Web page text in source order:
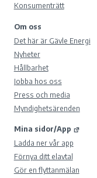
Konsumenträtt
Om oss
Det här är Gävle Energi
Nyheter
Hållbarhet
Jobba hos oss
Press och media
Myndighetsärenden
Mina sidor/App
Ladda ner vår app
Förnya ditt elavtal
Gör en flyttanmälan